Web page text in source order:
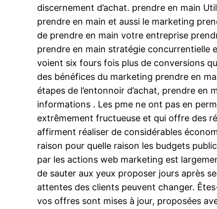
discernement d’achat. prendre en main
prendre en main et aussi le marketing
de prendre en main votre entreprise
prendre en main stratégie concurrentielle
voient six fours fois plus de conversions
des bénéfices du marketing prendre en
étapes de l’entonnoir d’achat, prendre
informations . Les pme ne ont pas en
extrêmement fructueuse et qui offre des
affirment réaliser de considérables
raison pour quelle raison les budgets
par les actions web marketing est
de sauter aux yeux proposer jours après
attentes des clients peuvent changer.
vos offres sont mises à jour, proposées